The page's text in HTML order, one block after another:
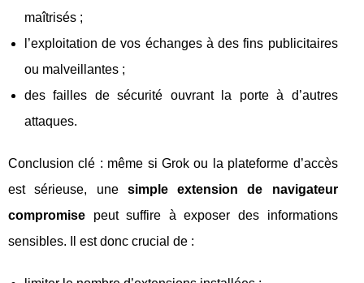
maîtrisés ;
l’exploitation de vos échanges à des fins publicitaires
ou malveillantes ;
des failles de sécurité ouvrant la porte à d’autres
attaques.
Conclusion clé : même si Grok ou la plateforme d’accès
est sérieuse, une simple extension de navigateur
compromise peut suffire à exposer des informations
sensibles. Il est donc crucial de :